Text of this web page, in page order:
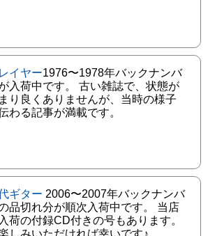
イヤー1976〜1978年バックナンバ
入荷中です。 古い雑誌で、状態が
り良くありませんが、当時の様子
わる記事が満載です。
ギター 2006〜2007年バックナンバ
品切れ分が順次入荷中です。 当店
荷の付録CD付きの号もあります。
しみいただければ幸いです♪